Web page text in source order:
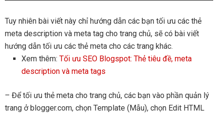
Tuy nhiên bài viết này chỉ hướng dẫn các bạn tối ưu các thẻ
meta description và meta tag cho trang chủ, sẽ có bài viết
hướng dẫn tối ưu các thẻ meta cho các trang khác.
Xem thêm:Tối ưu SEO Blogspot: Thẻ tiêu đề, meta
description và meta tags
– Để tối ưu thẻ meta cho trang chủ, các bạn vào phần quản lý
trang ở blogger.com, chọn Template (Mẫu), chọn Edit HTML